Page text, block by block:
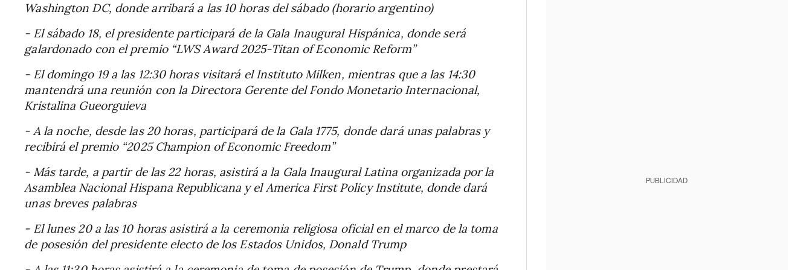
Washington DC, donde arribará a las 10 horas del sábado (horario argentino)
- El sábado 18, el presidente participará de la Gala Inaugural Hispánica, donde será
galardonado con el premio “LWS Award 2025-Titan of Economic Reform”
- El domingo 19 a las 12:30 horas visitará el Instituto Milken, mientras que a las 14:30
mantendrá una reunión con la Directora Gerente del Fondo Monetario Internacional,
Kristalina Gueorguieva
- A la noche, desde las 20 horas, participará de la Gala 1775, donde dará unas palabras y
recibirá el premio “2025 Champion of Economic Freedom”
- Más tarde, a partir de las 22 horas, asistirá a la Gala Inaugural Latina organizada por la
Asamblea Nacional Hispana Republicana y el America First Policy Institute, donde dará
unas breves palabras
- El lunes 20 a las 10 horas asistirá a la ceremonia religiosa oficial en el marco de la toma
de posesión del presidente electo de los Estados Unidos, Donald Trump
PUBLICIDAD